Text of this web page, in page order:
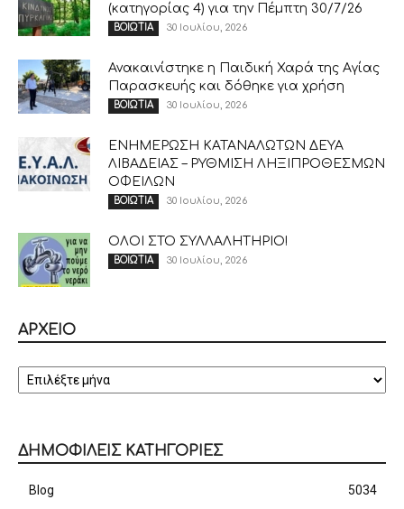
(κατηγορίας 4) για την Πέμπτη 30/7/26
ΒΟΙΩΤΙΑ 30 Ιουλίου, 2026
Ανακαινίστηκε η Παιδική Χαρά της Αγίας
Παρασκευής και δόθηκε για χρήση
ΒΟΙΩΤΙΑ 30 Ιουλίου, 2026
ΕΝΗΜΕΡΩΣΗ ΚΑΤΑΝΑΛΩΤΩΝ ΔΕΥΑ
ΛΙΒΑΔΕΙΑΣ – ΡΥΘΜΙΣΗ ΛΗΞΙΠΡΟΘΕΣΜΩΝ
ΟΦΕΙΛΩΝ
ΒΟΙΩΤΙΑ 30 Ιουλίου, 2026
ΟΛΟΙ ΣΤΟ ΣΥΛΛΑΛΗΤΗΡΙΟ!
ΒΟΙΩΤΙΑ 30 Ιουλίου, 2026
ΑΡΧΕΙΟ
ΔΗΜΟΦΙΛΕΙΣ ΚΑΤΗΓΟΡΙΕΣ
Blog
5034